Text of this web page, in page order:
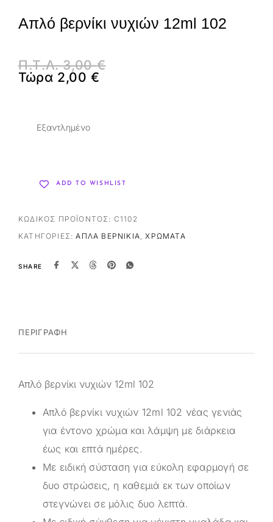
Απλό βερνίκι νυχιών 12ml 102
Π.Τ.Λ.3,00€
Τώρα 2,00€
Εξαντλημένο
ADD TO WISHLIST
ΚΩΔΙΚΌΣ ΠΡΟΪΌΝΤΟΣ: C1102
ΚΑΤΗΓΟΡΊΕΣ:ΑΠΛΆ ΒΕΡΝΊΚΙΑ,ΧΡΏΜΑΤΑ
SHARE
ΠΕΡΙΓΡΑΦΉ
Απλό βερνίκι νυχιών 12ml 102
Απλό βερνίκι νυχιών 12ml 102 νέας γενιάς
για έντονο χρώμα και λάμψη με διάρκεια
έως και επτά ημέρες.
Με ειδική σύσταση για εύκολη εφαρμογή σε
δυο στρώσεις, η καθεμιά εκ των οποίων
στεγνώνει σε μόλις δυο λεπτά.